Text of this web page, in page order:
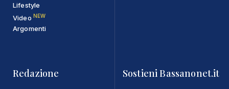
Lifestyle
Video NEW
Argomenti
Redazione Sostieni Bassanonet.it